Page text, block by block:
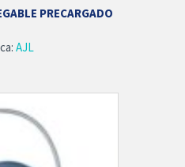
PRECARGADO
AJL